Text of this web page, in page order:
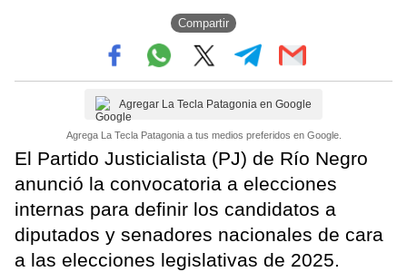
Compartir
Agregar La Tecla Patagonia en Google
Agrega La Tecla Patagonia a tus medios preferidos en Google.
El Partido Justicialista (PJ) de Río Negro
anunció la convocatoria a elecciones
internas para definir los candidatos a
diputados y senadores nacionales de cara
a las elecciones legislativas de 2025.